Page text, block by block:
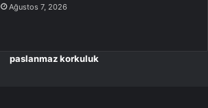
Ağustos 7, 2026
paslanmaz korkuluk